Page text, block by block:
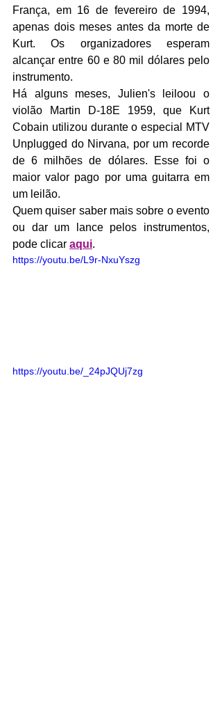
França, em 16 de fevereiro de 1994,
apenas dois meses antes da morte de
Kurt. Os organizadores esperam
alcançar entre 60 e 80 mil dólares pelo
instrumento.
Há alguns meses, Julien's leiloou o
violão Martin D-18E 1959, que Kurt
Cobain utilizou durante o especial MTV
Unplugged do Nirvana, por um recorde
de 6 milhões de dólares. Esse foi o
maior valor pago por uma guitarra em
um leilão.
Quem quiser saber mais sobre o evento
ou dar um lance pelos instrumentos,
pode clicar aqui.
https://youtu.be/L9r-NxuYszg
https://youtu.be/_24pJQUj7zg